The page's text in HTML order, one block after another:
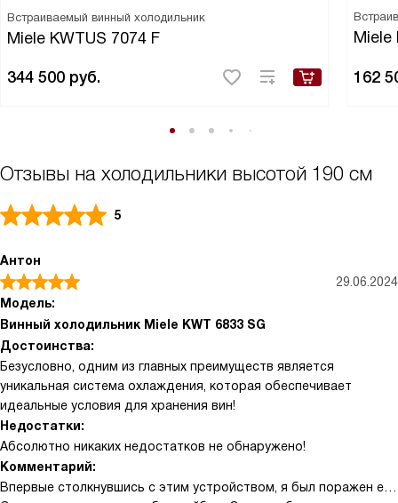
Встраиваемый винный холодильник
Miele KWTUS 7074 F
344 500 руб.
Miele
162
Отзывы на холодильники высотой 190 см
5
Антон
29.06.2024
Модель:
Винный холодильник Miele KWT 6833 SG
Достоинства:
Безусловно, одним из главных преимуществ является
уникальная система охлаждения, которая обеспечивает
идеальные условия для хранения вин!
Недостатки:
Абсолютно никаких недостатков не обнаружено!
Комментарий:
Впервые столкнувшись с этим устройством, я был поражен его